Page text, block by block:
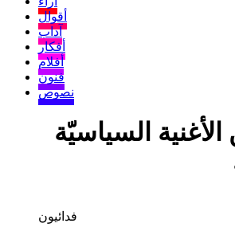
أقوال
آداب
أفكار
أفلام
فنون
نصوص
السياسيّة
فدائيون